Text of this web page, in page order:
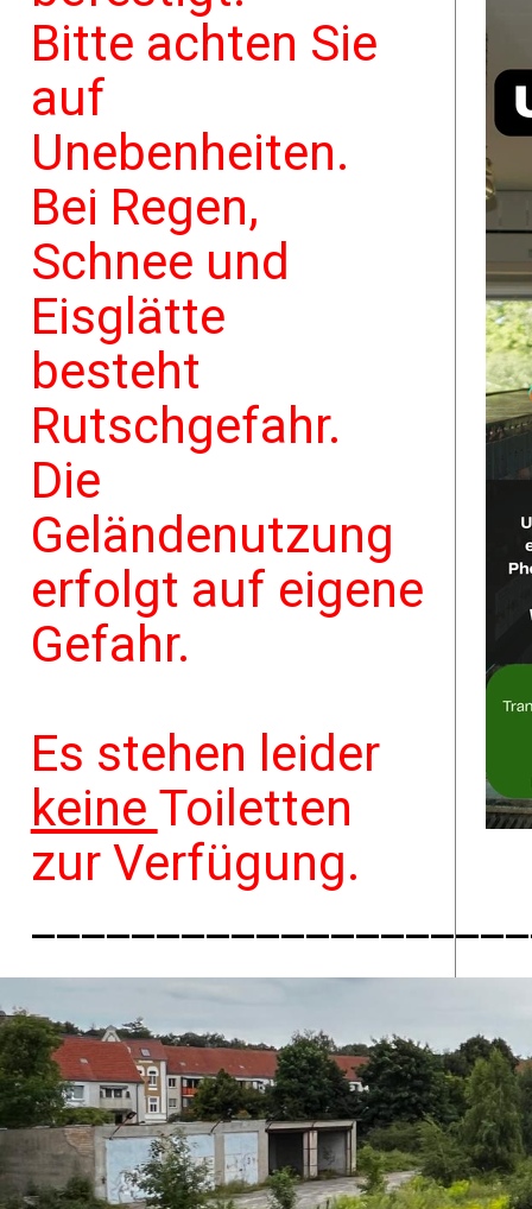
Bitte achten Sie
auf
Unebenheiten.
Bei Regen,
Schnee und
Eisglätte
besteht
Rutschgefahr.
Die
Geländenutzung
erfolgt auf eigene
Gefahr.
Es stehen leider
keine Toiletten
zur Verfügung.